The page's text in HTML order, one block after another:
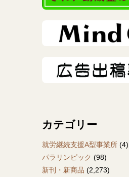
カテゴリー
就労継続支援A型事業所(4)
パラリンピック (98)
新刊・新商品 (2,273)